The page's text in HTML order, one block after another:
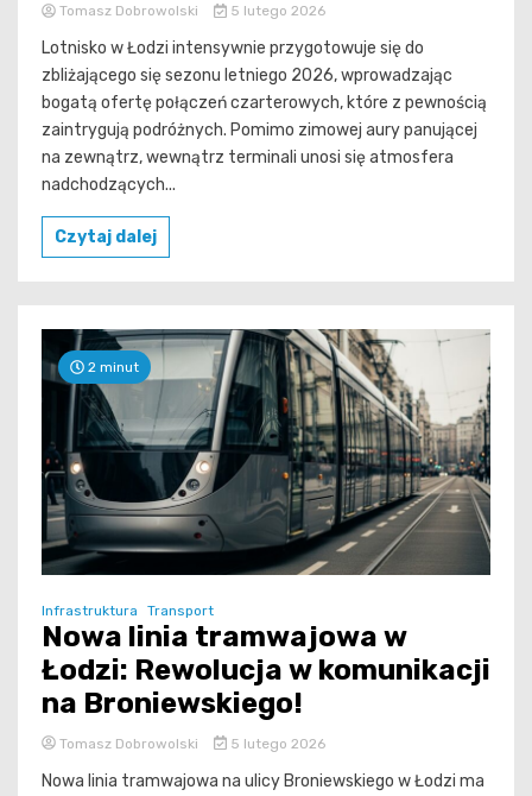
Tomasz Dobrowolski 5 lutego 2026
Lotnisko w Łodzi intensywnie przygotowuje się do
zbliżającego się sezonu letniego 2026, wprowadzając
bogatą ofertę połączeń czarterowych, które z pewnością
zaintrygują podróżnych. Pomimo zimowej aury panującej
na zewnątrz, wewnątrz terminali unosi się atmosfera
nadchodzących...
Czytaj dalej
2 minut
Infrastruktura Transport
Nowa linia tramwajowa w
Łodzi: Rewolucja w komunikacji
na Broniewskiego!
Tomasz Dobrowolski 5 lutego 2026
Nowa linia tramwajowa na ulicy Broniewskiego w Łodzi ma